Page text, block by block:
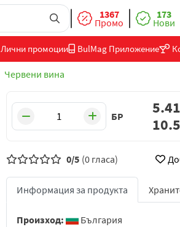
1367
Промо
173
Нови
Лични промоции BulMag Приложение
Червени вина
БР 5.41
0/5 (0 гласа)
Информация за продукта
Произход:
България